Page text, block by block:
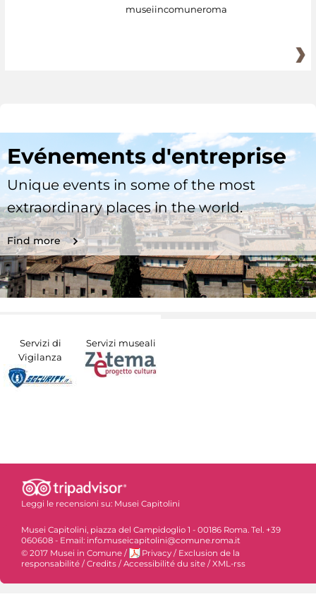
museiincomuneroma
Evénements d'entreprise
Unique events in some of the most
extraordinary places in the world.
Find more
Servizi di
Vigilanza
Servizi museali
Leggi le recensioni su: Musei Capitolini
Musei Capitolini, piazza del Campidoglio 1 - 00186 Roma. Tel. +39
060608 - Email: info.museicapitolini@comune.roma.it
© 2017 Musei in Comune / Privacy / Exclusion de la
responsabilité / Credits / Accessibilité du site / XML-rss